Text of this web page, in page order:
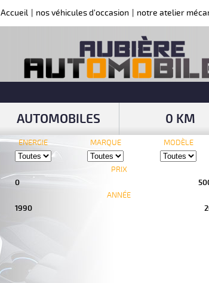
Accueil nos véhicules d'occasion notre atelier
AUTOMOBILES 0 KM
ENERGIE MARQUE MODÈLE
PRIX
ANNÉE